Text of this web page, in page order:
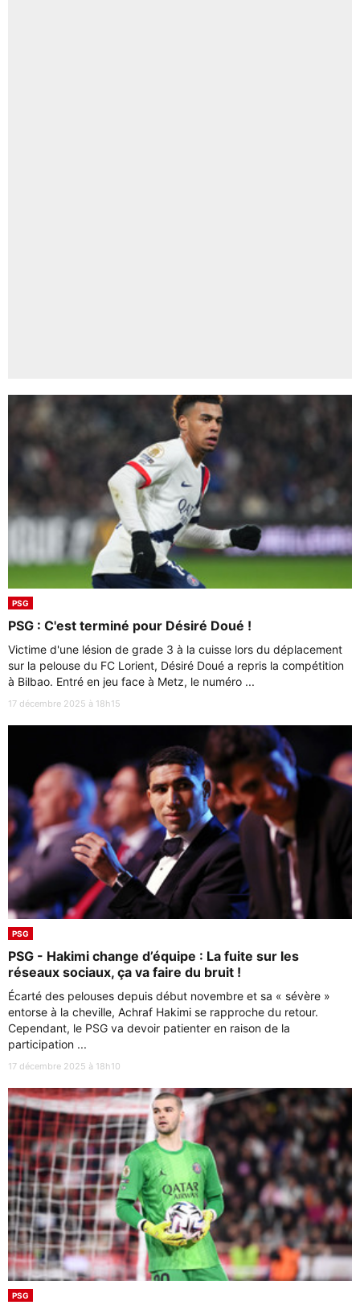
PSG
PSG : C'est terminé pour Désiré Doué !
Victime d'une lésion de grade 3 à la cuisse lors du déplacement
sur la pelouse du FC Lorient, Désiré Doué a repris la compétition
à Bilbao. Entré en jeu face à Metz, le numéro ...
17 décembre 2025 à 18h15
PSG
PSG - Hakimi change d’équipe : La fuite sur les
réseaux sociaux, ça va faire du bruit !
Écarté des pelouses depuis début novembre et sa « sévère »
entorse à la cheville, Achraf Hakimi se rapproche du retour.
Cependant, le PSG va devoir patienter en raison de la
participation ...
17 décembre 2025 à 18h10
PSG